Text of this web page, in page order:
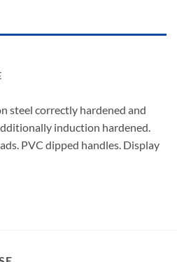
steel correctly hardened and
induction hardened.
PVC dipped handles. Display